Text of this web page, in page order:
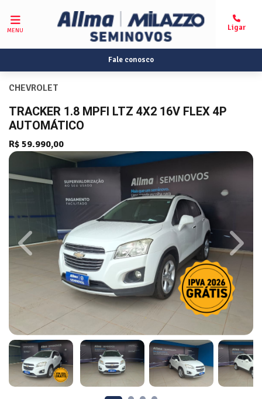
MENU
Fale conosco
CHEVROLET
TRACKER 1.8 MPFI LTZ 4X2 16V FLEX 4P
AUTOMÁTICO
R$ 59.990,00
Previous Next